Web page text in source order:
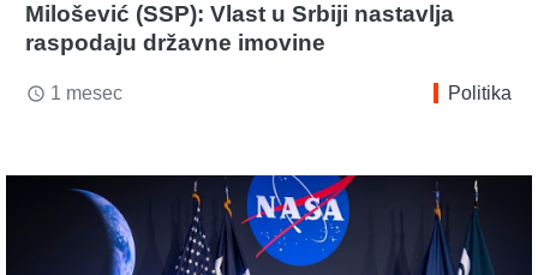
Milošević (SSP): Vlast u Srbiji nastavlja
raspodaju državne imovine
access_time 1 mesec Politika